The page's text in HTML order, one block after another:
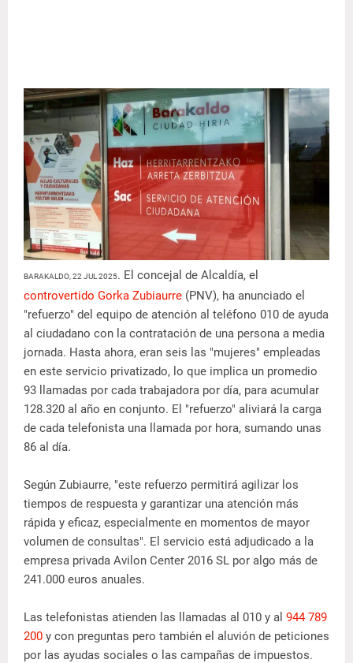
BARAKALDO, 22 JUL 2025. El concejal de Alcaldía, el
controvertido Gorka Zubiaurre (PNV), ha anunciado el
"refuerzo" del equipo de atención al teléfono 010 de ayuda
al ciudadano con la contratación de una persona a media
jornada. Hasta ahora, eran seis las "mujeres" empleadas
en este servicio privatizado, lo que implica un promedio
93 llamadas por cada trabajadora por día, para acumular
128.320 al año en conjunto. El "refuerzo" aliviará la carga
de cada telefonista una llamada por hora, sumando unas
86 al día.
Según Zubiaurre, "este refuerzo permitirá agilizar los
tiempos de respuesta y garantizar una atención más
rápida y eficaz, especialmente en momentos de mayor
volumen de consultas". El servicio está adjudicado a la
empresa privada Avilon Center 2016 SL por algo más de
241.000 euros anuales.
Las telefonistas atienden las llamadas al 010 y al 944 789
200 y con preguntas pero también el aluvión de peticiones
por las ayudas sociales o las campañas de impuestos.